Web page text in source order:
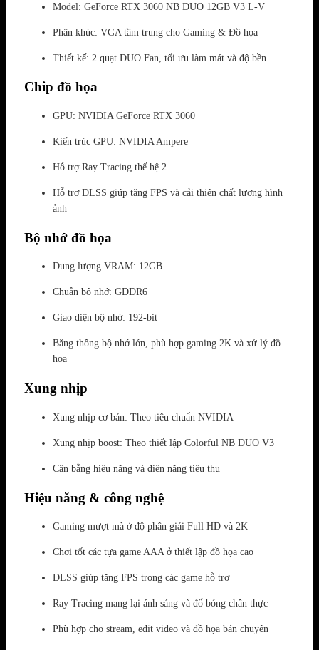
Model: GeForce RTX 3060 NB DUO 12GB V3 L-V
Phân khúc: VGA tầm trung cho Gaming & Đồ họa
Thiết kế: 2 quạt DUO Fan, tối ưu làm mát và độ bền
Chip đồ họa
GPU: NVIDIA GeForce RTX 3060
Kiến trúc GPU: NVIDIA Ampere
Hỗ trợ Ray Tracing thế hệ 2
Hỗ trợ DLSS giúp tăng FPS và cải thiện chất lượng hình
ảnh
Bộ nhớ đồ họa
Dung lượng VRAM: 12GB
Chuẩn bộ nhớ: GDDR6
Giao diện bộ nhớ: 192-bit
Băng thông bộ nhớ lớn, phù hợp gaming 2K và xử lý đồ
họa
Xung nhịp
Xung nhịp cơ bản: Theo tiêu chuẩn NVIDIA
Xung nhịp boost: Theo thiết lập Colorful NB DUO V3
Cân bằng hiệu năng và điện năng tiêu thụ
Hiệu năng & công nghệ
Gaming mượt mà ở độ phân giải Full HD và 2K
Chơi tốt các tựa game AAA ở thiết lập đồ họa cao
DLSS giúp tăng FPS trong các game hỗ trợ
Ray Tracing mang lại ánh sáng và đổ bóng chân thực
Phù hợp cho stream, edit video và đồ họa bán chuyên